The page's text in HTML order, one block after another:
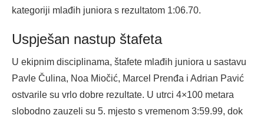
kategoriji mlađih juniora s rezultatom 1:06.70.
Uspješan nastup štafeta
U ekipnim disciplinama, štafete mlađih juniora u sastavu
Pavle Čulina, Noa Miočić, Marcel Prenđa i Adrian Pavić
ostvarile su vrlo dobre rezultate. U utrci 4×100 metara
slobodno zauzeli su 5. mjesto s vremenom 3:59.99, dok